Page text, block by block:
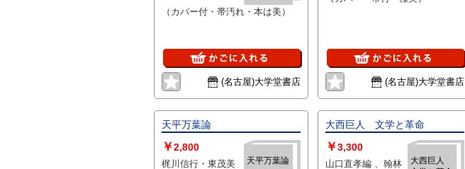
（カバー付・帯汚れ・本は美）
(名古屋)大学堂書店 (名古屋)大学堂書店
天平万葉論
天平万葉論
￥2,800
梶川信行・東茂美
大西巨人 文学と革命
大西巨人
￥3,300
山口直孝編 、翰林